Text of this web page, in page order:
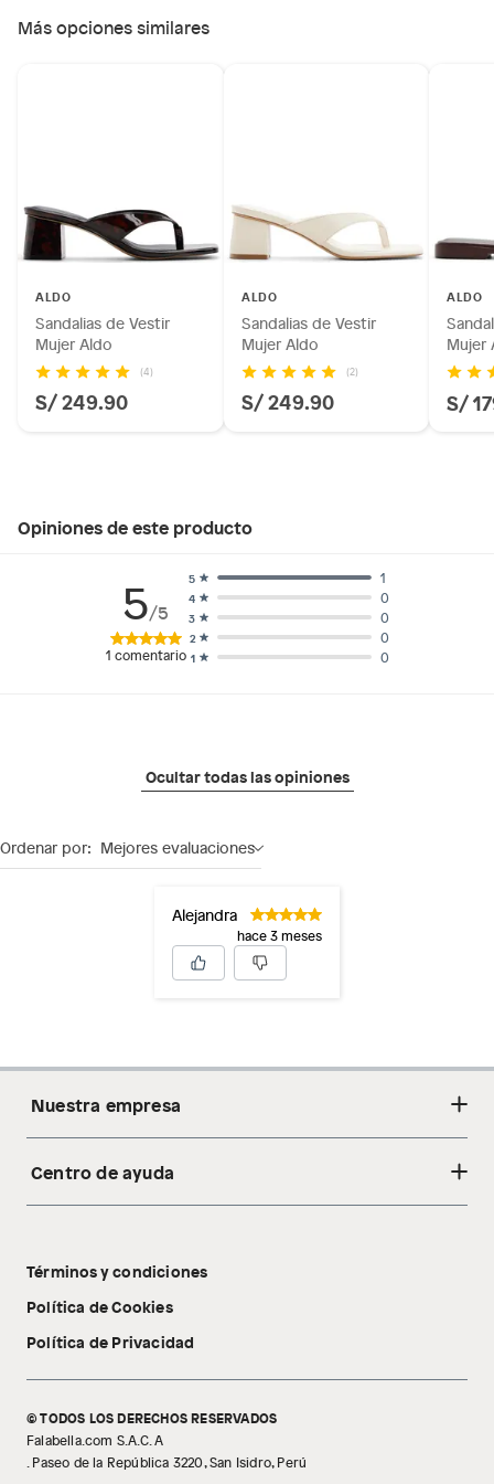
Más opciones similares
ALDO
Sandalias de Vestir
Mujer Aldo
(4)
S/ 249.90
ALDO
Sandalias de Vestir
Mujer Aldo
(2)
S/ 249.90
ALDO
Mujer
S/
Opiniones de este producto
5/5
1 comentario 1 0
2 0
3 0
4 0
5 1
Ocultar todas las opiniones
Ordenar por: Mejores evaluaciones
Alejandra
hace 3 meses
Nuestra empresa
Acerca de nosotros
Tecnología Pillow Walk
Centro de ayuda
Libro de reclamaciones
Términos y condiciones
Política de Cookies
Política de Privacidad
© TODOS LOS DERECHOS RESERVADOS
Falabella.com S.A.C. A
. Paseo de la República 3220, San Isidro, Perú